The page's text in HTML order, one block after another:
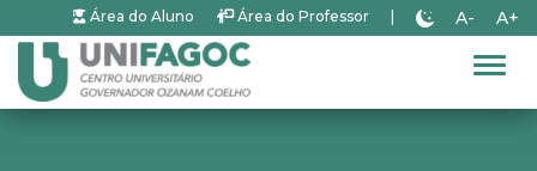
Área do Aluno Área do Professor A- A+